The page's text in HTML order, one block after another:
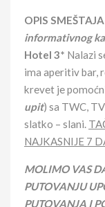
OPIS
informativnog
Hotel 3* Nalazi
ima aperitiv bar,
krevet je
upit) sa TWC,
slatko – slani.
NAJKASNIJE 7
MOLIMO VAS
PUTOVANJU
PUTOVANJA I